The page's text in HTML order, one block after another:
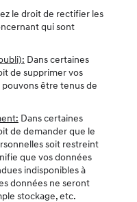
le droit de rectifier les
qui sont
Dans certaines
de supprimer vos
être tenus de
Dans certaines
de demander que le
soit restreint
que vos données
indisponibles à
données ne seront
stockage, etc.